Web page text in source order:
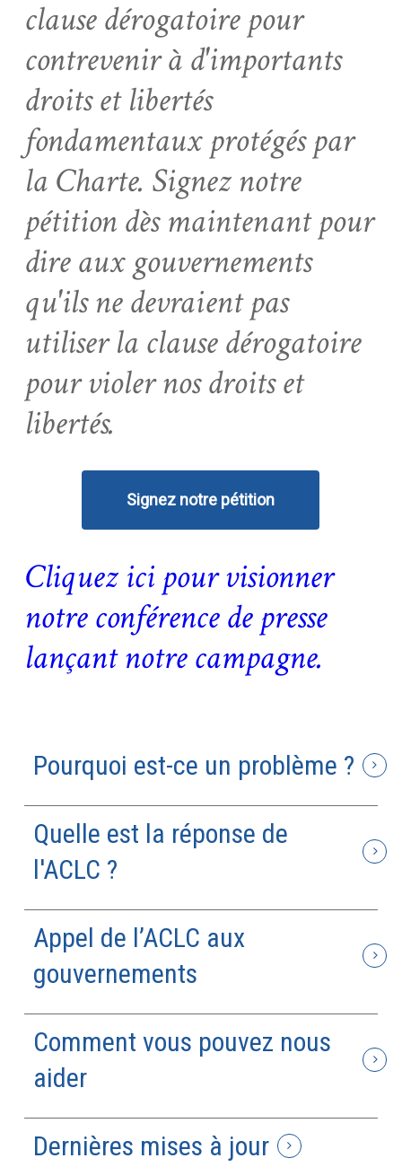
clause dérogatoire pour
contrevenir à d'importants
droits et libertés
fondamentaux protégés par
la Charte. Signez notre
pétition dès maintenant pour
dire aux gouvernements
qu'ils ne devraient pas
utiliser la clause dérogatoire
pour violer nos droits et
libertés.
Signez notre pétition
Cliquez ici pour visionner
notre conférence de presse
lançant notre campagne.
Pourquoi est-ce un problème ?
Quelle est la réponse de
l'ACLC ?
Appel de l’ACLC aux
gouvernements
Comment vous pouvez nous
aider
Dernières mises à jour